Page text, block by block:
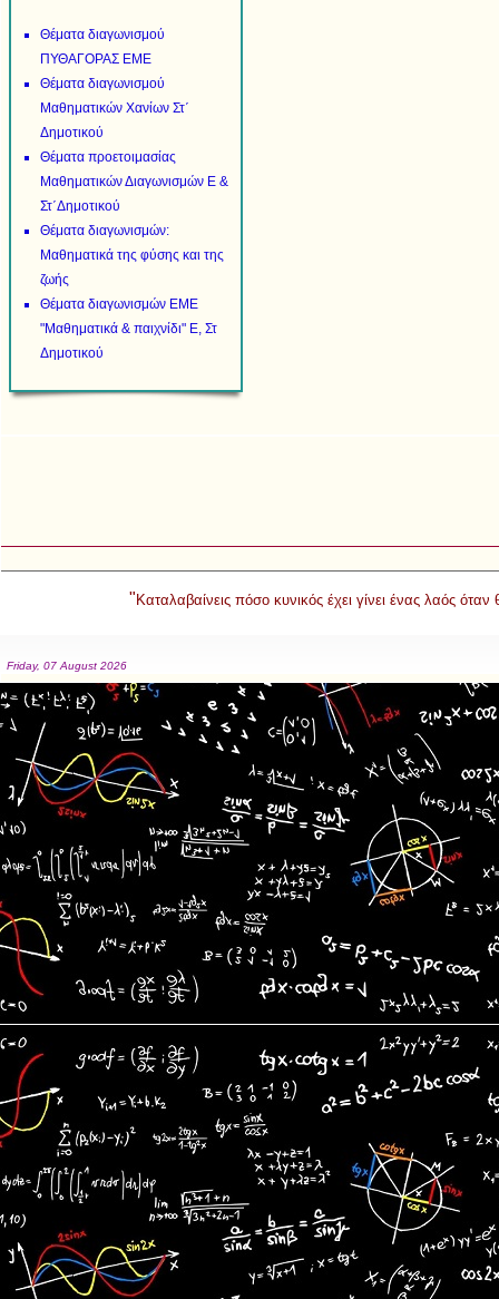
Θέματα διαγωνισμού
ΠΥΘΑΓΟΡΑΣ ΕΜΕ
Θέματα διαγωνισμού
Μαθηματικών Χανίων Στ΄
Δημοτικού
Θέματα προετοιμασίας
Μαθηματικών Διαγωνισμών Ε &
Στ΄Δημοτικού
Θέματα διαγωνισμών:
Μαθηματικά της φύσης και της
ζωής
Θέματα διαγωνισμών ΕΜΕ
"Μαθηματικά & παιχνίδι" Ε, Στ
Δημοτικού
" Καταλαβαίνεις πόσο κυνικός έχει γίνει ένας λαός
Friday, 07 August 2026